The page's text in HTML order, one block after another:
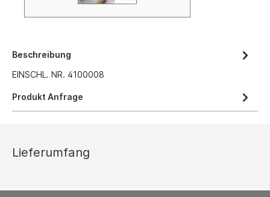
Beschreibung
EINSCHL. NR. 4100008
Produkt Anfrage
Lieferumfang